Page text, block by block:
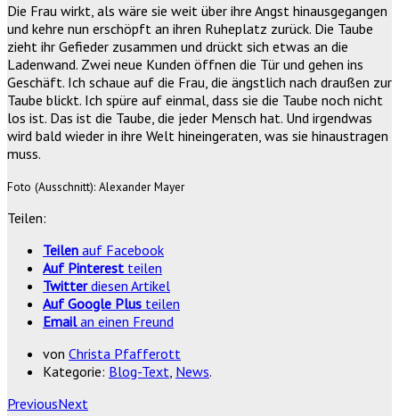
Die Frau wirkt, als wäre sie weit über ihre Angst hinausgegangen
und kehre nun erschöpft an ihren Ruheplatz zurück. Die Taube
zieht ihr Gefieder zusammen und drückt sich etwas an die
Ladenwand. Zwei neue Kunden öffnen die Tür und gehen ins
Geschäft. Ich schaue auf die Frau, die ängstlich nach draußen zur
Taube blickt. Ich spüre auf einmal, dass sie die Taube noch nicht
los ist. Das ist die Taube, die jeder Mensch hat. Und irgendwas
wird bald wieder in ihre Welt hineingeraten, was sie hin­austragen
muss.
Foto (Ausschnitt): Alexander Mayer
Teilen:
Teilen auf Facebook
Auf Pinterest teilen
Twitterdiesen Artikel
Auf Google Plus teilen
Emailan einen Freund
von Christa Pfafferott
Kategorie: Blog-Text News.
PreviousNext